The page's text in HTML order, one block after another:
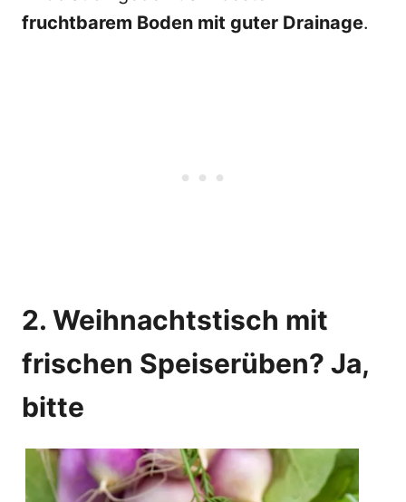
fruchtbarem Boden mit guter Drainage.
2. Weihnachtstisch mit
frischen Speiserüben? Ja,
bitte